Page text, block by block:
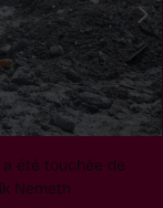
a été touchée de
Nemeth